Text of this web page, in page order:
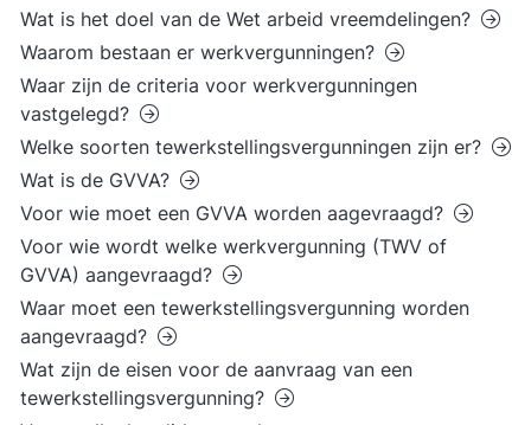
Wat is het doel van de Wet arbeid vreemdelingen?
Waarom bestaan er werkvergunningen?
Waar zijn de criteria voor werkvergunningen
vastgelegd?
Welke soorten tewerkstellingsvergunningen zijn er?
Wat is de GVVA?
Voor wie moet een GVVA worden aagevraagd?
Voor wie wordt welke werkvergunning (TWV of
GVVA) aangevraagd?
Waar moet een tewerkstellingsvergunning worden
aangevraagd?
Wat zijn de eisen voor de aanvraag van een
tewerkstellingsvergunning?